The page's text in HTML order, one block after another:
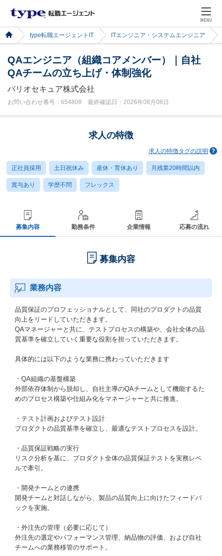
MENU
type転職エージェントIT ITエンジニア・システムエンジニア
QAエンジニア（組織コアメンバー）｜自社
QAチームの立ち上げ・体制強化
バリオセキュア株式会社
お問い合わせ番号：654808 最終確認日：2026年08月08日
求人の特徴
求人の特徴タグの説明
正社員採用 土日祝休み 産休・育休あり 月残業20時間以内
賞与あり 学歴不問 フレックス
募集内容 勤務条件 企業情報 応募の流れ
募集内容
業務内容
品質保証のプロフェッショナルとして、同社のプロダクトの品質
向上をリードしていただきます。
QAマネージャーと共に、テストプロセスの構築や、会社全体の品
質基準を確立していく重要な役割を担っていただきます。
具体的には以下のような業務に携わっていただきます
・QA組織の基盤構築
外部依存体制から脱却し、自社主導のQAチームとして機能するた
めのプロセス構築や仕組み化をマネージャーと共に推進。
・テスト計画およびテスト設計
プロダクトの品質基準を確立し、最適なテストプロセスを設計。
・品質保証戦略の実行
リスク分析を基に、プロダクト全体の品質保証テストを実務レベ
ルで牽引。
・開発チームとの連携
開発チームと対話しながら、製品の品質向上に向けたフィードバ
ックを実施。
・外注先の管理（必要に応じて）
外注先の選定やパフォーマンス管理、納品物の評価、および自社
チームへの業務移管のサポート。